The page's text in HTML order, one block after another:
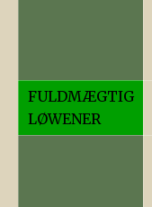
FULDMÆGTIG
LØWENER